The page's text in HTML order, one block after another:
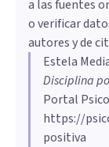
a las fuentes
o verificar
autores y de
Estela
Disciplina
Portal
https://
positiva